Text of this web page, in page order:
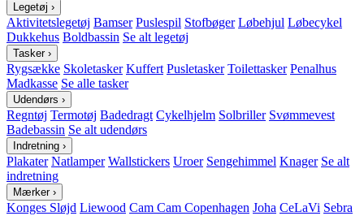
Legetøj ›
Aktivitetslegetøj Bamser Puslespil Stofbøger Løbehjul Løbecykel
Dukkehus Boldbassin Se alt legetøj
Tasker ›
Rygsække Skoletasker Kuffert Pusletasker Toilettasker Penalhus
Madkasse Se alle tasker
Udendørs ›
Regntøj Termotøj Badedragt Cykelhjelm Solbriller Svømmevest
Badebassin Se alt udendørs
Indretning ›
Plakater Natlamper Wallstickers Uroer Sengehimmel Knager Se alt
indretning
Mærker ›
Konges Sløjd Liewood Cam Cam Copenhagen Joha CeLaVi Sebra